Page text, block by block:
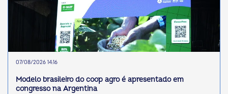
07/08/2026 14:16
Modelo brasileiro do coop agro é apresentado em
congresso na Argentina